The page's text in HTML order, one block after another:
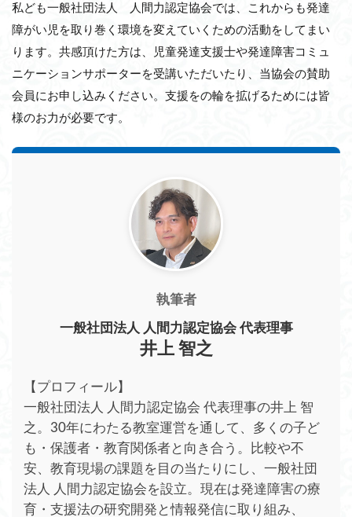
私ども一般社団法人 人間力認定協会では、これからも発達
障がい児を取り巻く環境を変えていくための活動をしてまい
ります。共感頂けた方は、児童発達支援士や発達障害コミュ
ニケーションサポーターを受講いただいたり、当協会の賛助
会員にお申し込みください。支援をの輪を拡げるためには皆
様のお力が必要です。
執筆者
一般社団法人 人間力認定協会 代表理事
井上 智之
【プロフィール】
一般社団法人 人間力認定協会 代表理事の井上 智
之。30年にわたる教室運営を通して、多くの子ど
も・保護者・教育関係者と向き合う。比較や不
安、教育現場の課題を目の当たりにし、一般社団
法人 人間力認定協会を設立。現在は発達障害の療
育・支援法の研究開発と情報発信に取り組み、